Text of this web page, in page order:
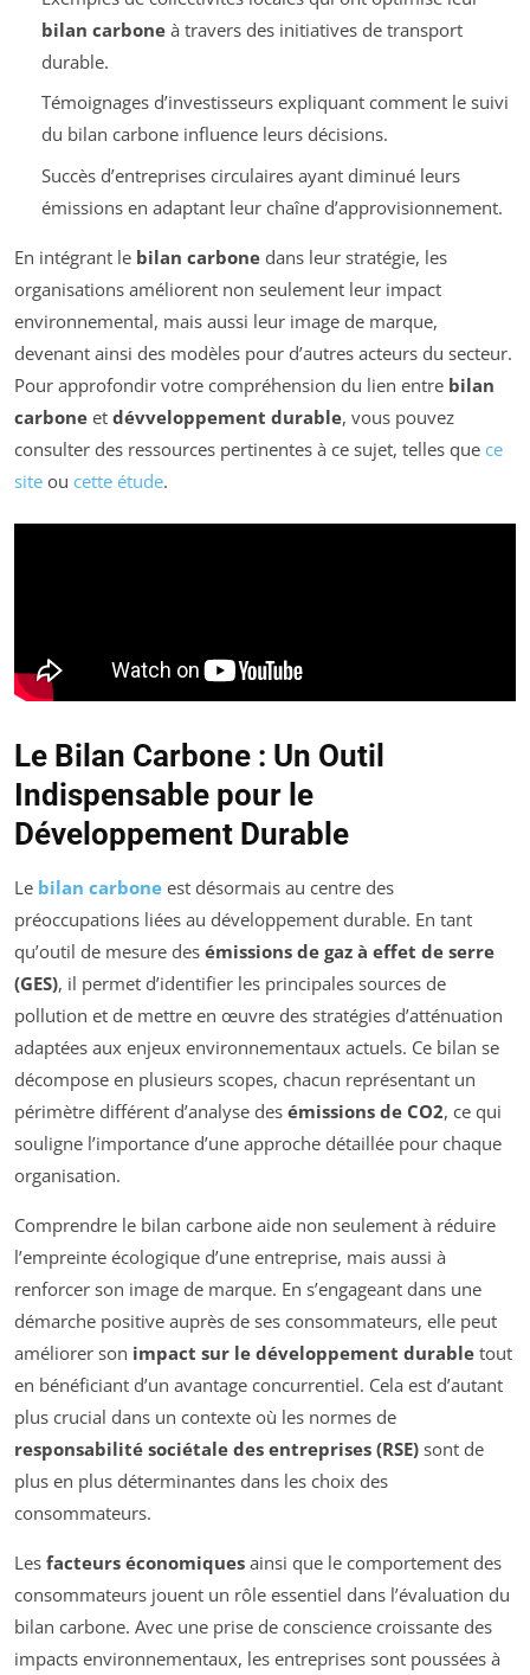
bilan carboneà travers des initiatives de transport
durable.
Témoignages d’investisseurs expliquant comment le suivi
du bilan carbone influence leurs décisions.
Succès d’entreprises circulaires ayant diminué leurs
émissions en adaptant leur chaîne d’approvisionnement.
En intégrant le bilan carbone dans leur stratégie, les
organisations améliorent non seulement leur impact
environnemental, mais aussi leur image de marque,
devenant ainsi des modèles pour d’autres acteurs du secteur.
Pour approfondir votre compréhension du lien entre bilan
carbone et dévveloppement durable, vous pouvez
consulter des ressources pertinentes à ce sujet, telles que ce
site ou cette étude.
Le Bilan Carbone : Un Outil
Indispensable pour le
Développement Durable
Le bilan carbone est désormais au centre des
préoccupations liées au développement durable. En tant
qu’outil de mesure des émissions de gaz à effet de serre
(GES), il permet d’identifier les principales sources de
pollution et de mettre en œuvre des stratégies d’atténuation
adaptées aux enjeux environnementaux actuels. Ce bilan se
décompose en plusieurs scopes, chacun représentant un
périmètre différent d’analyse des émissions de CO2, ce qui
souligne l’importance d’une approche détaillée pour chaque
organisation.
Comprendre le bilan carbone aide non seulement à réduire
l’empreinte écologique d’une entreprise, mais aussi à
renforcer son image de marque. En s’engageant dans une
démarche positive auprès de ses consommateurs, elle peut
améliorer son impact sur le développement durable tout
en bénéficiant d’un avantage concurrentiel. Cela est d’autant
plus crucial dans un contexte où les normes de
responsabilité sociétale des entreprises (RSE) sont de
plus en plus déterminantes dans les choix des
consommateurs.
Les facteurs économiques ainsi que le comportement des
consommateurs jouent un rôle essentiel dans l’évaluation du
bilan carbone. Avec une prise de conscience croissante des
impacts environnementaux, les entreprises sont poussées à